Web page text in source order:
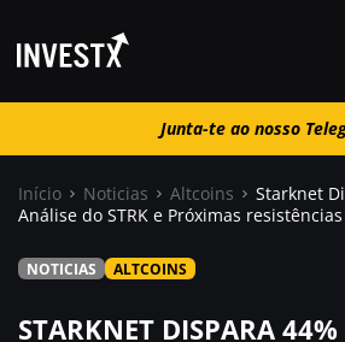
Junta-te ao nosso
Guias
Junta-te ao nosso
Início Noticias Altcoins
Starknet
Análise do STRK e Próximas resistências
NOTICIAS ALTCOINS
STARKNET DISPARA